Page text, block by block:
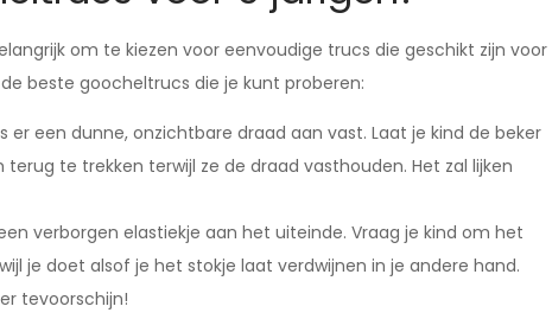
om te kiezen voor eenvoudige trucs die geschikt zijn voor
beste goocheltrucs die je kunt proberen:
er een dunne, onzichtbare draad aan vast. Laat je kind de beker
te trekken terwijl ze de draad vasthouden. Het zal lijken
verborgen elastiekje aan het uiteinde. Vraag je kind om het
je doet alsof je het stokje laat verdwijnen in je andere hand.
tevoorschijn!